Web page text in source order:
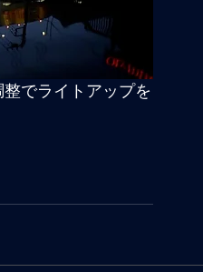
でライトアップを